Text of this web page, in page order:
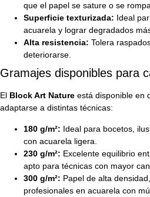
que el papel se sature o se rompa.
Superficie texturizada: Ideal
acuarela y lograr degradados
Alta resistencia: Tolera
deteriorarse.
Gramajes disponibles para
El Block Art Nature está disponible en
adaptarse a distintas técnicas:
180 g/m²: Ideal para bocetos,
con acuarela ligera.
230 g/m²: Excelente equilibrio
apto para técnicas con mayor
300 g/m²: Papel de alta
profesionales en acuarela con